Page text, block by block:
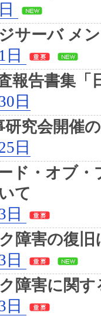
サーバ メ
日
報告書集「
日
研究会開催
日
ド・オブ
て
日
障害の復旧
日
障害に関す
日